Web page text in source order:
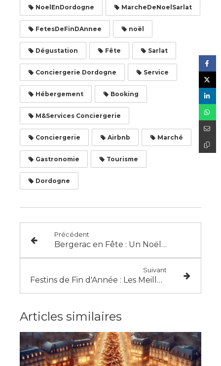
NoelEnDordogne MarcheDeNoelSarlat
FetesDeFinDAnnee noël
Dégustation Fête Sarlat
Conciergerie Dordogne Service
Hébergement Booking
M&Services Conciergerie
Conciergerie Airbnb Marché
Gastronomie Tourisme
Dordogne
Précédent
Bergerac en Fête : Un Noël Magique en Dordogne !
Suivant
Festins de Fin d'Année : Les Meilleurs Restaurants de Dordogne pour le Réveillon !
Articles similaires